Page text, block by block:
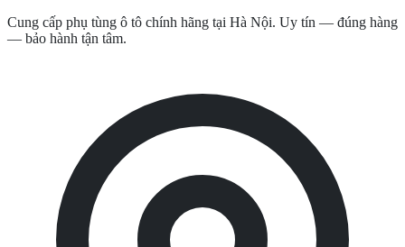
Cung cấp phụ tùng ô tô chính hãng tại Hà Nội. Uy tín — đúng hàng
— bảo hành tận tâm.